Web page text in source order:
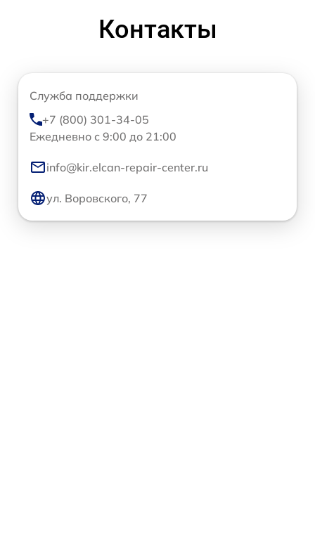
Контакты
Служба поддержки
+7 (800) 301-34-05
Ежедневно с 9:00 до 21:00
info@kir.elcan-repair-center.ru
ул. Воровского, 77